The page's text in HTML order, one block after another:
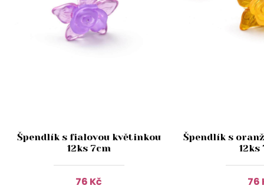
Špendlík s fialovou květinkou
12ks 7cm
76 Kč
Špendlík s
12ks
76